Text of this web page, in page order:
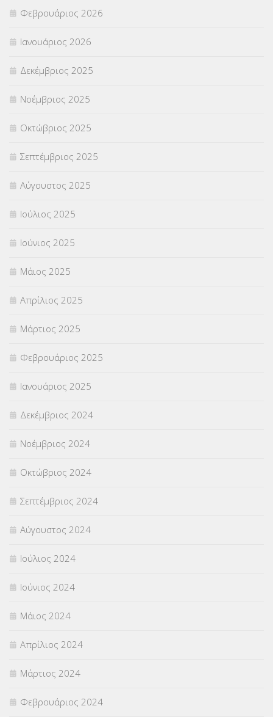
ΣΥΜΒΟΥΛΕΥΤΙΚΟΣ ΣΤΑΘΜΟΣ ΝΕΩΝ
ΣΥΝΤΑΞΕΙΣ(12)
ΣΧΟΛΙΚΟΙ ΣΥΜΒΟΥΛΟΙ
ΥΠΕΡΑΡΙΘΜΟΙ(1)
ΥΠΟΤΡΟΦΙΕΣ(28)
ΦΥΣΙΚΗ ΑΓΩΓΗ(692)
Χωρίς κατηγορία
Φεβρουάριος 2026
Ιανουάριος 2026
Δεκέμβριος 2025
Νοέμβριος 2025
Οκτώβριος 2025
Σεπτέμβριος 2025
Αύγουστος 2025
Ιούλιος 2025
Ιούνιος 2025
Μάιος 2025
Απρίλιος 2025
Μάρτιος 2025
Φεβρουάριος 2025
Ιανουάριος 2025
Δεκέμβριος 2024
Νοέμβριος 2024
Οκτώβριος 2024
Σεπτέμβριος 2024
Αύγουστος 2024
Ιούλιος 2024
Ιούνιος 2024
Μάιος 2024
Απρίλιος 2024
Μάρτιος 2024
Φεβρουάριος 2024